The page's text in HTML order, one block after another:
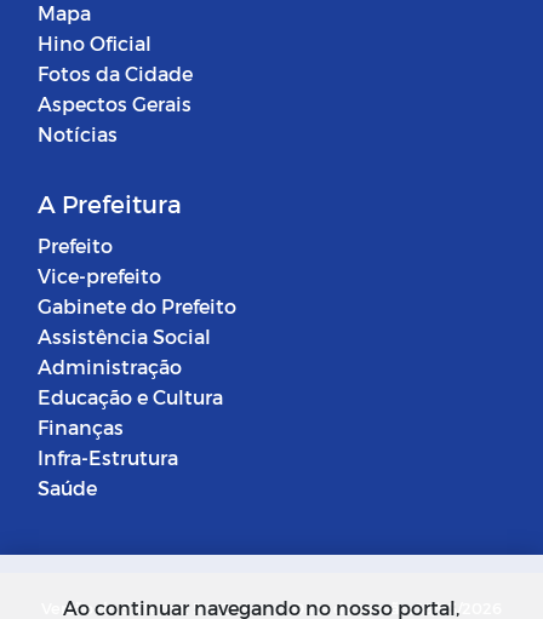
Mapa
Hino Oficial
Fotos da Cidade
Aspectos Gerais
Notícias
A Prefeitura
Prefeito
Vice-prefeito
Gabinete do Prefeito
Assistência Social
Administração
Educação e Cultura
Finanças
Infra-Estrutura
Saúde
Versão do Sistema: 5.0.268 Data da Versão: 18/03/2026
Ao continuar navegando no nosso portal,